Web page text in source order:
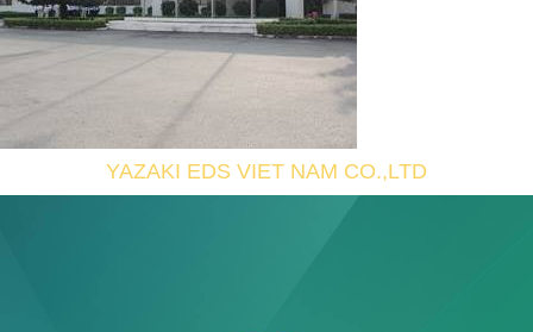
YAZAKI EDS VIET NAM CO.,LTD